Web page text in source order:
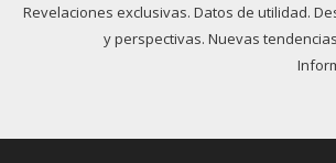
Revelaciones exclusivas. Datos de utilidad.
y perspectivas. Nuevas